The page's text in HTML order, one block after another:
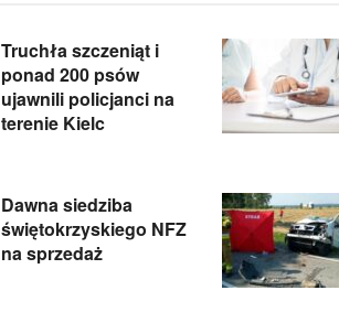
Truchła szczeniąt i
ponad 200 psów
ujawnili policjanci na
terenie Kielc
Dawna siedziba
świętokrzyskiego NFZ
na sprzedaż